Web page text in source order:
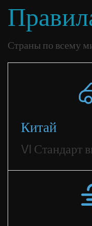
Страны по всему
Китай
VI Стандарт